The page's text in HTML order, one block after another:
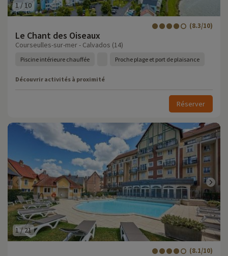
1 / 10
Le Chant des Oiseaux
(8.3/10)
Courseulles-sur-mer - Calvados (14)
Piscine intérieure chauffée Proche plage et port de plaisance
Découvrir activités à proximité
Réserver
1/21
(8.1/10)